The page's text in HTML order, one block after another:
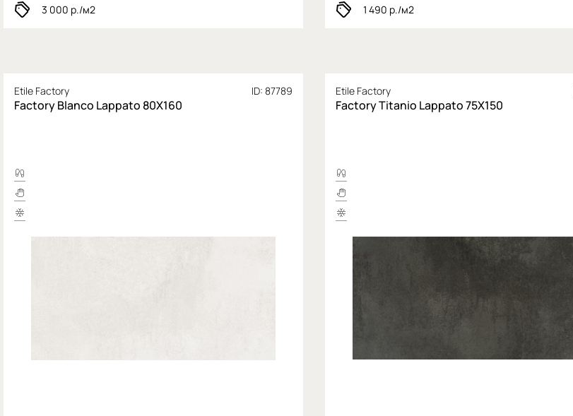
3 000 р./м2
1 490 р./м2
Etile Factory ID: 87789
Factory Blanco Lappato 80X160
Etile Factory
Factory Titanio Lappato 75X150